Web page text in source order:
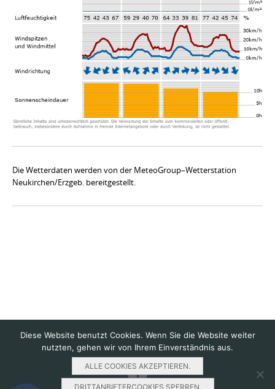
Die Wetterdaten werden von der MeteoGroup–Wetterstation
Neukirchen/Erzgeb. bereitgestellt.
Diese Website benutzt Cookies. Wenn Sie die Website weiter
nutzten, gehen wir von Ihrem Einverständnis aus.
ALLE COOKIES AKZEPTIEREN.
DRITTANBIETERCOOKIES SPERREN.